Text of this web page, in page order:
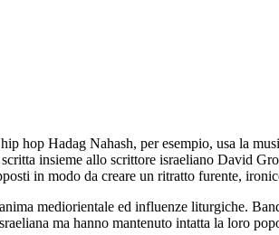
hop Hadag Nahash, per esempio, usa la
insieme allo scrittore israeliano David
in modo da creare un ritratto furente,
mediorientale ed influenze liturgiche.
ma hanno mantenuto intatta la loro